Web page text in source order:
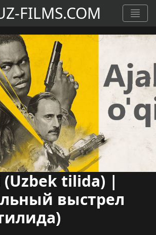
FILMS.COM
(Uzbek tilida) |
выстрел